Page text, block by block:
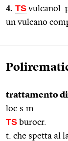
4. TS vulcanol.
un vulcano
trattamento
loc.s.m.
TS burocr.
t. che spetta al